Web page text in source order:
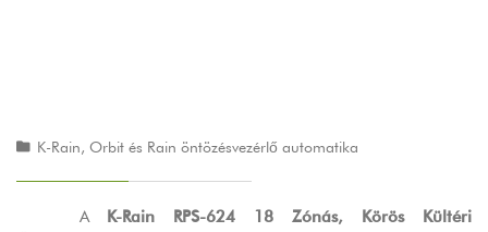
K-Rain, Orbit és Rain öntözésvezérlő automatika
A K-Rain RPS-624 18 Zónás, Körös Kültéri